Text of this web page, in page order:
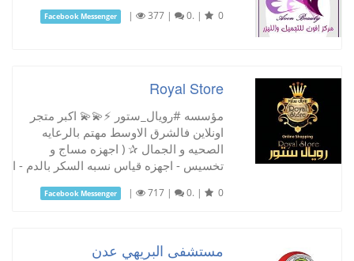
Facebook Messenger | 377 | 0. | 0
Royal Store
مؤسسه #رويال_ستور ⚡💫💫 اكبر متجر
اونلاين فالشرق الاوسط مهتم بالرعايه
الصحيه و الجمال ✰ ( اجهزه مساج و
تخسيس - اجهزه قياس نسبه السكر بالدم - ا
Facebook Messenger | 717 | 0. | 0
مستشفى البريهي عدن